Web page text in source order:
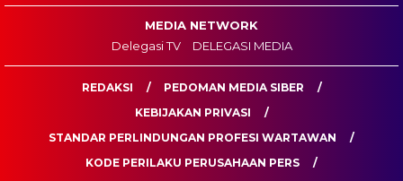
MEDIA NETWORK
Delegasi TV
DELEGASI MEDIA
REDAKSI
PEDOMAN MEDIA SIBER
KEBIJAKAN PRIVASI
STANDAR PERLINDUNGAN PROFESI WARTAWAN
KODE PERILAKU PERUSAHAAN PERS